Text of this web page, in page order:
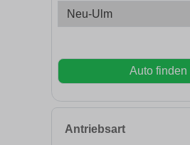
Auto finden
Antriebsart